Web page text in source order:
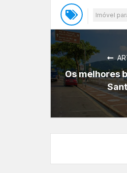
Imóvel
Os melhores